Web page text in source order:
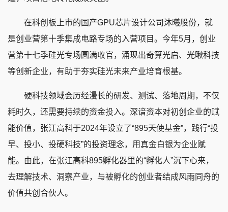
在科创板上市的国产GPU芯片设计公司沐曦股份，就
是创业营第十季集成电路专场的入营项目。今年5月，创业
营第十七季硅光专场圆满收官，涌现出奇算光启、光啾科技
等创新企业，有助于夯实硅光未来产业培育根基。
硬科技领域会历经漫长的研发、测试、落地周期，不仅
耗时久，还需要持续的资金投入。深谙资本对初创企业的赋
能价值，张江高科于2024年设立了“895天使基金”，践行“投
早、投小、投硬科技”的投资理念，用真金白银为企业赋
能。由此，在张江高科895孵化器里的“孵化人”沉下心来，
去理解技术、洞察产业，与被孵化的创业者结成风雨同舟的
价值共创合伙人。